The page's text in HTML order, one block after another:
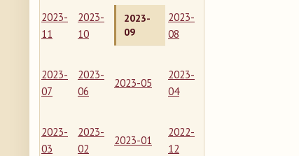
2023-
11
2023-
10
2023-
09
2023-
08
2023-
07
2023-
06
2023-05
2023-
04
2023-
03
2023-
02
2023-01
2022-
12